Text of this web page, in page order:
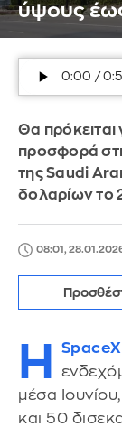
ύψους
Θα πρόκειται
προσφορά
της Saudi
δολαρίων το
08:01,
Η SpaceX
μέσα
και 50